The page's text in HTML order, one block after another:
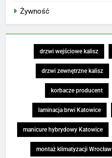
Żywność
drzwi wejściowe kalisz
drzwi zewnętrzne kalisz
korbacze producent
laminacja brwi Katowice
manicure hybrydowy Katowice
montaż klimatyzacji Wrocław